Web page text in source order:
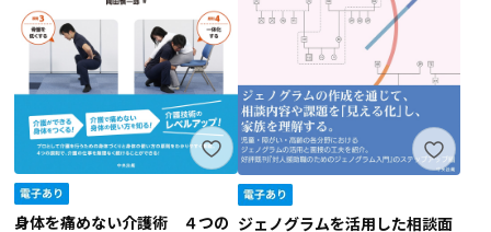
身体を痛めない介護術 ４つの ジェノグラムを活用した相談面